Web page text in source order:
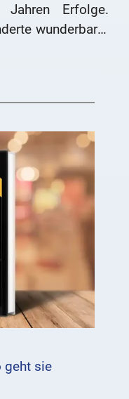
Erfolge.
wunderbarer
geht sie